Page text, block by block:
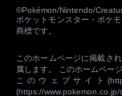
©Pokémon/Nintendo/
ポケットモンスター・ポケ
商標です。
このホームページに掲載さ
属します。 このホームペー
このウェブサイト(
(https://www.pokemon.co.jp/